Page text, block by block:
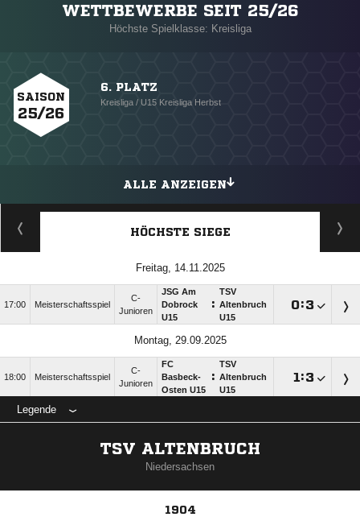
WETTBEWERBE SEIT 25/26
Höchste Spielklasse: Kreisliga
SAISON
25/26
6. PLATZ
Kreisliga / U15 Kreisliga Herbst
ALLE ANZEIGEN
HÖCHSTE SIEGE
Freitag, 14.11.2025
17:00 Meisterschaftsspiel
C-
Junioren
JSG Am
Dobrock
U15
:
TSV
Altenbruch
U15
:
Montag, 29.09.2025
18:00 Meisterschaftsspiel
C-
Junioren
FC
Basbeck-
Osten U15
:
TSV
Altenbruch
U15
:
Legende
TSV ALTENBRUCH
Niedersachsen
1904